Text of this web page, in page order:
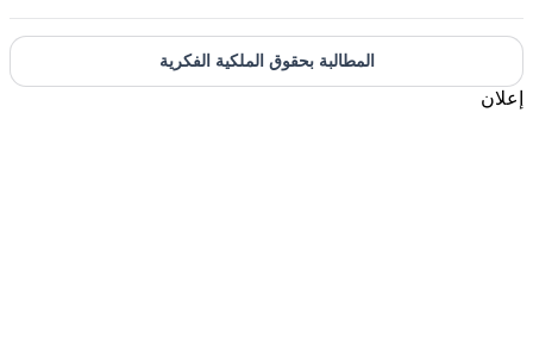
المطالبة بحقوق الملكية الفكرية
إعلان